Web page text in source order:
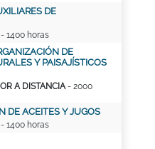
DE
- 1400 horas
DE
Y PAISAJÍSTICOS
A DISTANCIA- 2000
DE ACEITES Y JUGOS
- 1400 horas